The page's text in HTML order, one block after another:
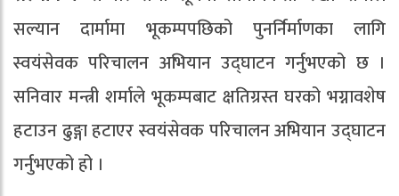
सल्यान दार्मामा भूकम्पपछिको पुनर्निर्माणका लागि
स्वयंसेवक परिचालन अभियान उद्घाटन गर्नुभएको छ ।
सनिवार मन्त्री शर्माले भूकम्पबाट क्षतिग्रस्त घरको भग्नावशेष
हटाउन ढुङ्गा हटाएर स्वयंसेवक परिचालन अभियान उद्घाटन
गर्नुभएको हो ।